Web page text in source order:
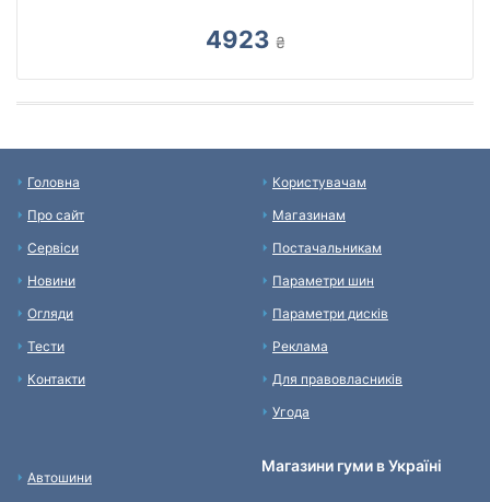
4923 ₴
Головна
Про сайт
Сервіси
Новини
Огляди
Тести
Контакти
Користувачам
Магазинам
Постачальникам
Параметри шин
Параметри дисків
Реклама
Для правовласників
Угода
Автошини
Магазини гуми в Україні